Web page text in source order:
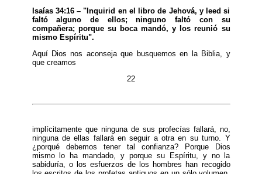
Isaías 34:16 – "Inquirid en el libro de Jehová, y leed si
faltó alguno de ellos; ninguno faltó con su
compañera; porque su boca mandó, y los reunió su
mismo Espíritu".
Aquí Dios nos aconseja que busquemos en la Biblia, y
que creamos
22
implícitamente que ninguna de sus profecías fallará, no,
ninguna de ellas fallará en seguir a otra en su turno. Y
¿porqué debemos tener tal confianza? Porque Dios
mismo lo ha mandado, y porque su Espíritu, y no la
sabiduría, o los esfuerzos de los hombres han recogido